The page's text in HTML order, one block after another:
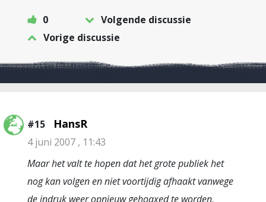
0
Volgende discussie
Vorige discussie
#15 HansR
4 juni 2007 , 11:43
Maar het valt te hopen dat het grote publiek het
nog kan volgen en niet voortijdig afhaakt vanwege
de indruk weer opnieuw gehoaxed te worden.